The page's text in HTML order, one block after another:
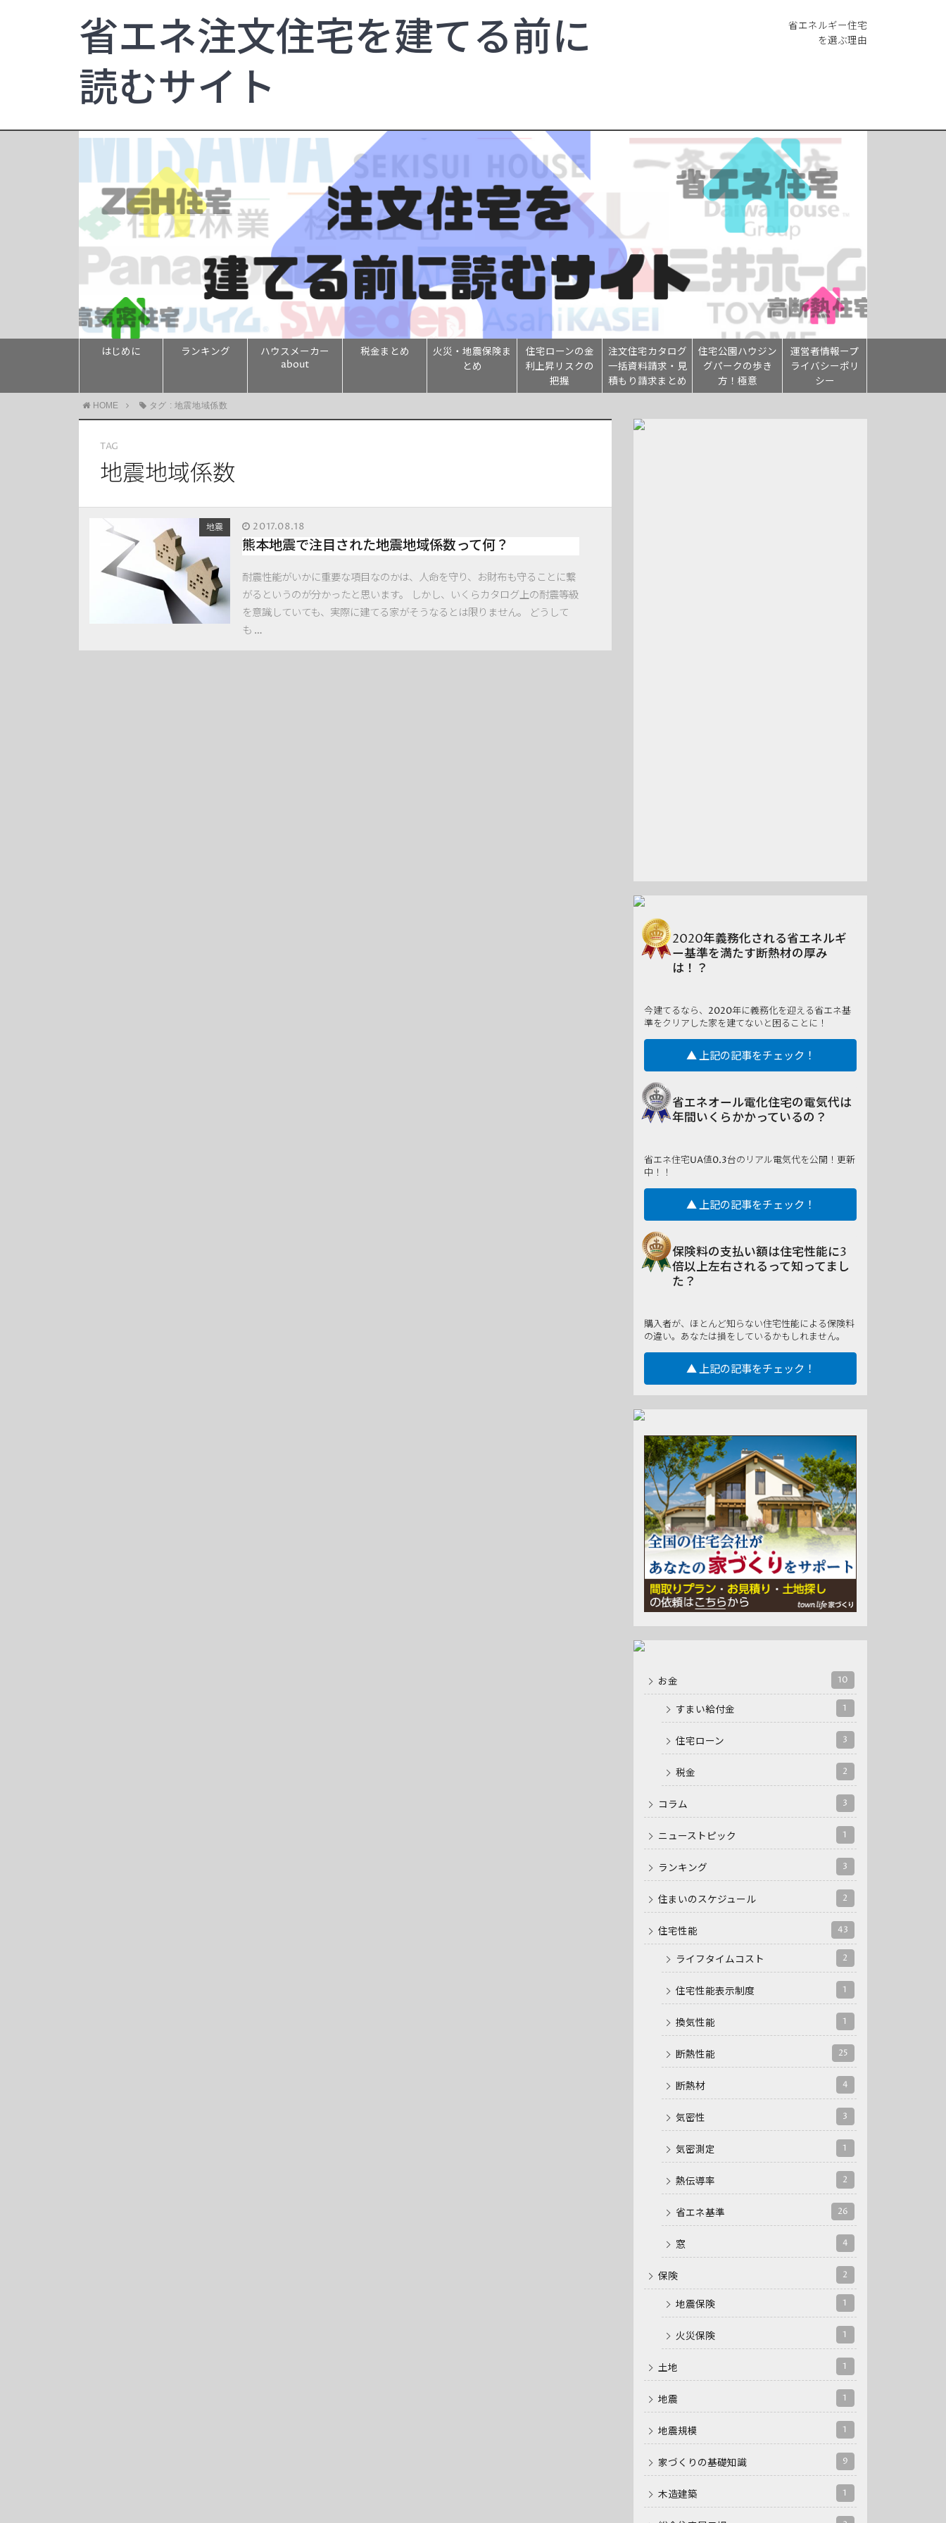
省エネ注文住宅を建てる前に
読むサイト
省エネルギー住宅
を選ぶ理由
はじめに ランキング
ハウスメーカー
about
税金まとめ
火災・地震保険ま
とめ
住宅ローンの金
利上昇リスクの
把握
注文住宅カタログ
一括資料請求・見
積もり請求まとめ
住宅公園ハウジン
グパークの歩き
方！極意
運営者情報ープ
ライバシーポリ
シー
HOME タグ : 地震地域係数
TAG
地震地域係数
地震 2017.08.18
熊本地震で注目された地震地域係数って何？
耐震性能がいかに重要な項目なのかは、人命を守り、お財布も守ることに繋
がるというのが分かったと思います。 しかし、いくらカタログ上の耐震等級
を意識していても、実際に建てる家がそうなるとは限りません。 どうして
も …
2020年義務化される省エネルギ
ー基準を満たす断熱材の厚み
は！？
今建てるなら、2020年に義務化を迎える省エネ基
準をクリアした家を建てないと困ることに！
▲ 上記の記事をチェック！
省エネオール電化住宅の電気代は
年間いくらかかっているの？
省エネ住宅UA値0.3台のリアル電気代を公開！更新
中！！
▲ 上記の記事をチェック！
保険料の支払い額は住宅性能に3
倍以上左右されるって知ってまし
た？
購入者が、ほとんど知らない住宅性能による保険料
の違い。あなたは損をしているかもしれません。
▲ 上記の記事をチェック！
お金 10
すまい給付金 1
住宅ローン 3
税金 2
コラム 3
ニューストピック 1
ランキング 3
住まいのスケジュール 2
住宅性能 43
ライフタイムコスト 2
住宅性能表示制度 1
換気性能 1
断熱性能 25
断熱材 4
気密性 3
気密測定 1
熱伝導率 2
省エネ基準 26
窓 4
保険 2
地震保険 1
火災保険 1
土地 1
地震 1
地震規模 1
家づくりの基礎知識 9
木造建築 1